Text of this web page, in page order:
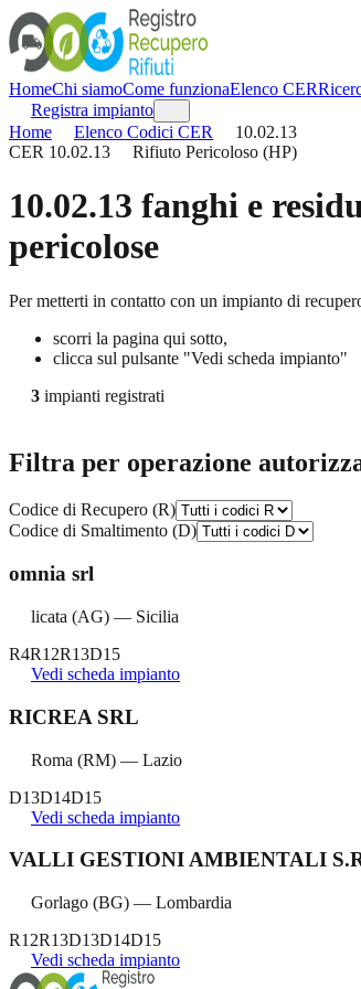
HomeChi siamoCome funzionaElenco CER
Registra impianto
Home
Elenco Codici CER
10.02.13
CER 10.02.13 Rifiuto Pericoloso (HP)
10.02.13 fanghi e
pericolose
Per metterti in contatto con un impianto di
scorri la pagina qui sotto,
clicca sul pulsante "Vedi scheda impianto"
3 impianti registrati
Filtra per operazione
Codice di Recupero (R)
Codice di Smaltimento (D)
omnia srl
licata (AG) — Sicilia
R4R12R13D15
Vedi scheda impianto
RICREA SRL
Roma (RM) — Lazio
D13D14D15
Vedi scheda impianto
VALLI GESTIONI AMBIENTALI
Gorlago (BG) — Lombardia
R12R13D13D14D15
Vedi scheda impianto